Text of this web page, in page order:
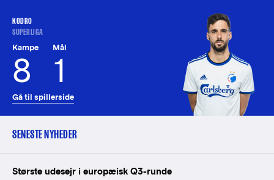
KODRO
SUPERLIGA
Kampe
8
Mål
1
Gå til spillerside
SENESTE NYHEDER
Største udesejr i europæisk Q3-runde